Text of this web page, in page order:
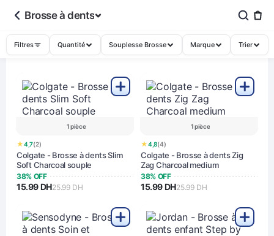
Brosse à dents
Filtres Quantité Souplesse Brosse Marque Trier
1 pièce
★4,7(2)
Colgate - Brosse à dents Slim
Soft Charcoal souple
38% OFF
15.99 DH25.99 DH
1 pièce
★4,8(4)
Colgate - Brosse à dents Zig
Zag Charcoal medium
38% OFF
15.99 DH25.99 DH